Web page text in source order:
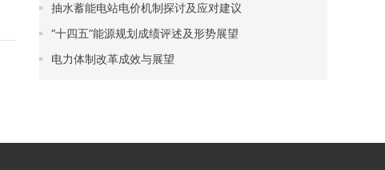
抽水蓄能电站电价机制探讨及应对建议
“十四五”能源规划成绩评述及形势展望
电力体制改革成效与展望